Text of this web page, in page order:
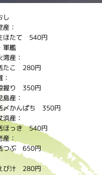
し
産：
たて 540円
軍艦
産：
こ 280円
：
り 350円
島産：
かんぱち 350円
産：
っき 540円
：
ぶ 650円
汁 280円